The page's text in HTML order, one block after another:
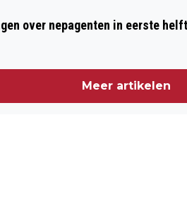
over nepagenten in eerste
Meer artikelen